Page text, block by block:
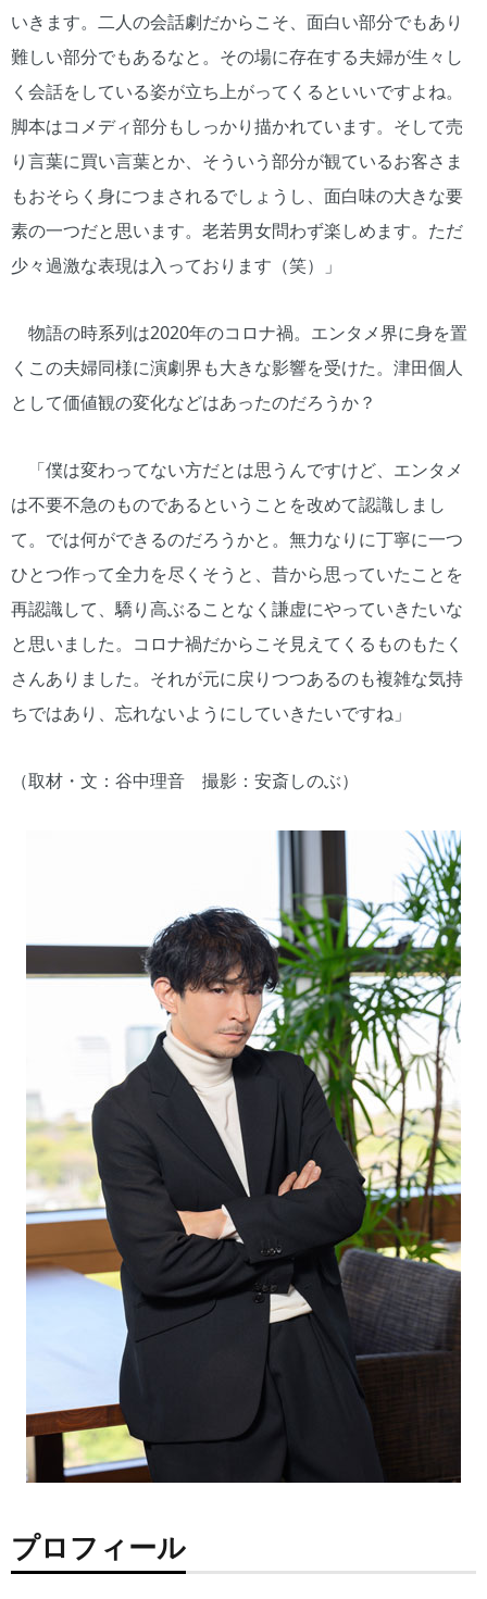
いきます。二人の会話劇だからこそ、面白い部分でもあり
難しい部分でもあるなと。その場に存在する夫婦が生々し
く会話をしている姿が立ち上がってくるといいですよね。
脚本はコメディ部分もしっかり描かれています。そして売
り言葉に買い言葉とか、そういう部分が観ているお客さま
もおそらく身につまされるでしょうし、面白味の大きな要
素の一つだと思います。老若男女問わず楽しめます。ただ
少々過激な表現は入っております（笑）」
物語の時系列は2020年のコロナ禍。エンタメ界に身を置
くこの夫婦同様に演劇界も大きな影響を受けた。津田個人
として価値観の変化などはあったのだろうか？
「僕は変わってない方だとは思うんですけど、エンタメ
は不要不急のものであるということを改めて認識しまし
て。では何ができるのだろうかと。無力なりに丁寧に一つ
ひとつ作って全力を尽くそうと、昔から思っていたことを
再認識して、驕り高ぶることなく謙虚にやっていきたいな
と思いました。コロナ禍だからこそ見えてくるものもたく
さんありました。それが元に戻りつつあるのも複雑な気持
ちではあり、忘れないようにしていきたいですね」
（取材・文：谷中理音 撮影：安斎しのぶ）
プロフィール